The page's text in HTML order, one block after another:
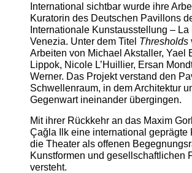
International sichtbar wurde ihre
Kuratorin des Deutschen Pavillons
Internationale Kunstausstellung –
Venezia. Unter dem Titel Thresholds
Arbeiten von Michael Akstaller, Yael
Lippok, Nicole L’Huillier, Ersan
Werner. Das Projekt verstand den
Schwellenraum, in dem Architektur
Gegenwart ineinander übergingen.
Mit ihrer Rückkehr an das Maxim
Çağla Ilk eine international geprägte
die Theater als offenen
Kunstformen und gesellschaftlichen
versteht.